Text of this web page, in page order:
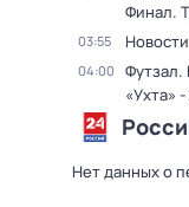
Финал.
03:55 Новости
04:00
Футзал.
«Ухта»
Нет данных о